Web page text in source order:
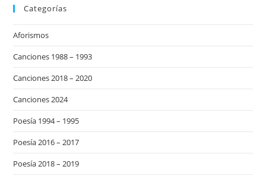
Categorías
Aforismos
Canciones 1988 – 1993
Canciones 2018 – 2020
Canciones 2024
Poesía 1994 – 1995
Poesía 2016 – 2017
Poesía 2018 – 2019